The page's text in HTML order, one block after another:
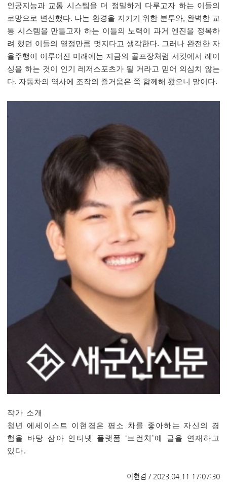
인공지능과 교통 시스템을 더 정밀하게 다루고자 하는 이들의
로망으로 변신했다. 나는 환경을 지키기 위한 분투와, 완벽한 교
통 시스템을 만들고자 하는 이들의 노력이 과거 엔진을 정복하
려 했던 이들의 열정만큼 멋지다고 생각한다. 그러나 완전한 자
율주행이 이루어진 미래에는 지금의 골프장처럼 서킷에서 레이
싱을 하는 것이 인기 레저스포츠가 될 거라고 믿어 의심치 않는
다. 자동차의 역사에 조작의 즐거움은 쭉 함께해 왔으니 말이다.
작가 소개
청년 에세이스트 이현겸은 평소 차를 좋아하는 자신의 경
험을 바탕 삼아 인터넷 플랫폼 ‘브런치 ’에 글을 연재하고
있다.
이현겸 / 2023.04.11 17:07:30